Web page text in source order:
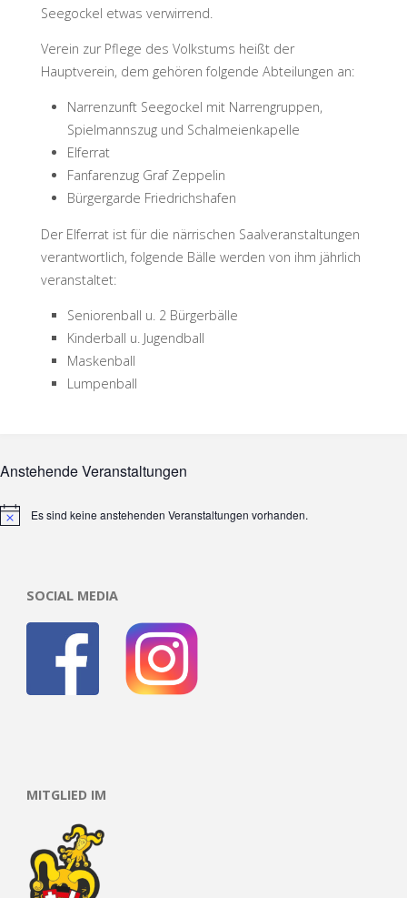
Seegockel etwas verwirrend.
Verein zur Pflege des Volkstums heißt der
Hauptverein, dem gehören folgende Abteilungen an:
Narrenzunft Seegockel mit Narrengruppen,
Spielmannszug und Schalmeienkapelle
Elferrat
Fanfarenzug Graf Zeppelin
Bürgergarde Friedrichshafen
Der Elferrat ist für die närrischen Saalveranstaltungen
verantwortlich, folgende Bälle werden von ihm jährlich
veranstaltet:
Seniorenball u. 2 Bürgerbälle
Kinderball u. Jugendball
Maskenball
Lumpenball
Anstehende Veranstaltungen
HinweisEs sind keine anstehenden Veranstaltungen vorhanden.
SOCIAL MEDIA
MITGLIED IM